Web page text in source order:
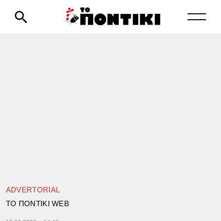
ADVERTORIAL
TΟ ΠΟΝΤΙΚΙ WEB